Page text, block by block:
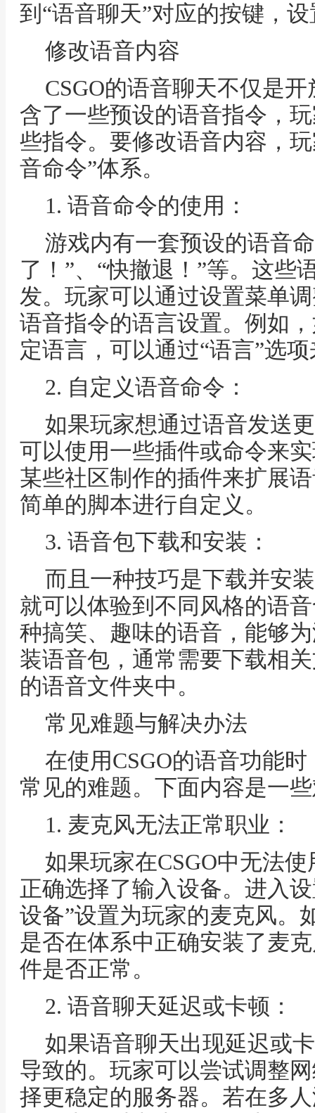
到“语音聊天”对应的按键，
修改语音内容
CSGO的语音聊天不仅是
含了一些预设的语音指令，
些指令。要修改语音内容，
音命令”体系。
1. 语音命令的使用：
游戏内有一套预设的语音
了！”、“快撤退！”等。这些
发。玩家可以通过设置菜单
语音指令的语言设置。例如
定语言，可以通过“语言”选
2. 自定义语音命令：
如果玩家想通过语音发送
可以使用一些插件或命令来
某些社区制作的插件来扩展
简单的脚本进行自定义。
3. 语音包下载和安装：
而且一种技巧是下载并安
就可以体验到不同风格的语
种搞笑、趣味的语音，能够
装语音包，通常需要下载相
的语音文件夹中。
常见难题与解决办法
在使用CSGO的语音功能
常见的难题。下面内容是一
1. 麦克风无法正常职业：
如果玩家在CSGO中无法
正确选择了输入设备。进入
设备”设置为玩家的麦克风。
是否在体系中正确安装了麦
件是否正常。
2. 语音聊天延迟或卡顿：
如果语音聊天出现延迟或
导致的。玩家可以尝试调整
择更稳定的服务器。若在多